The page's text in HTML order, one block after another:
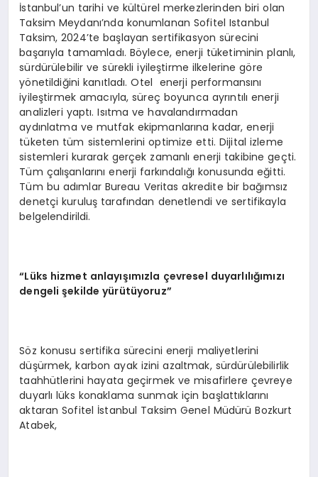
İstanbul’un tarihi ve kültürel merkezlerinden biri olan
Taksim Meydanı’nda konumlanan Sofitel Istanbul
Taksim, 2024’te başlayan sertifikasyon sürecini
başarıyla tamamladı. Böylece, enerji tüketiminin planlı,
sürdürülebilir ve sürekli iyileştirme ilkelerine göre
yönetildiğini kanıtladı. Otel enerji performansını
iyileştirmek amacıyla, süreç boyunca ayrıntılı enerji
analizleri yaptı. Isıtma ve havalandırmadan
aydınlatma ve mutfak ekipmanlarına kadar, enerji
tüketen tüm sistemlerini optimize etti. Dijital izleme
sistemleri kurarak gerçek zamanlı enerji takibine geçti.
Tüm çalışanlarını enerji farkındalığı konusunda eğitti.
Tüm bu adımlar Bureau Veritas akredite bir bağımsız
denetçi kuruluş tarafından denetlendi ve sertifikayla
belgelendirildi.
“Lüks hizmet anlayışımızla çevresel duyarlılığımızı
dengeli şekilde yürütüyoruz”
Söz konusu sertifika sürecini enerji maliyetlerini
düşürmek, karbon ayak izini azaltmak, sürdürülebilirlik
taahhütlerini hayata geçirmek ve misafirlere çevreye
duyarlı lüks konaklama sunmak için başlattıklarını
aktaran Sofitel İstanbul Taksim Genel Müdürü Bozkurt
Atabek,